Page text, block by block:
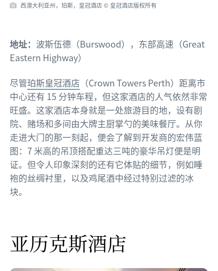
西澳大利亚州，珀斯，皇冠酒店 © 皇冠酒店版权所有
地址： 波斯伍德（Burswood），东部高速（Great
Eastern Highway）
尽管珀斯皇冠酒店 （Crown Towers Perth）距离市
中心还有 15 分钟车程，但这家酒店的人气依然非常
旺盛。这家酒店本身就是一处旅游目的地，设有剧
院、赌场和多间由大牌主厨掌勺的美味餐厅。从你
走进大门的那一刻起，便会了解到开发商的宏伟蓝
图：7 米高的吊顶搭配重达三吨的豪华吊灯便是明
证。但令人印象深刻的还有它体贴的细节，例如睡
袍的丝绸衬里，以及鸡尾酒中经过特别过滤的冰
块。
亚历克斯酒店